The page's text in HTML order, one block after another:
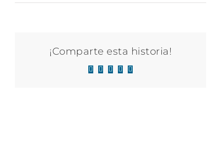
¡Comparte esta historia!
Facebook
X LinkedIn
WhatsApp
Correo